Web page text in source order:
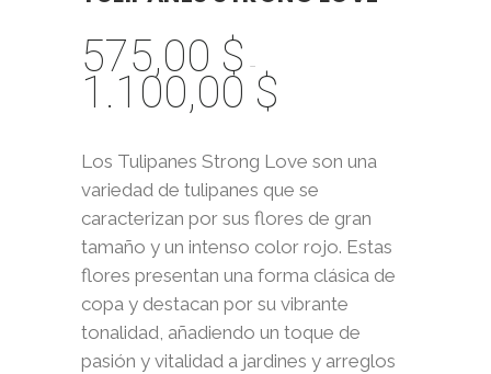
575,00 $ -
1.100,00 $
575,00 $
hasta
1.100,00 $
Los Tulipanes Strong Love son una
variedad de tulipanes que se
caracterizan por sus flores de gran
tamaño y un intenso color rojo. Estas
flores presentan una forma clásica de
copa y destacan por su vibrante
tonalidad, añadiendo un toque de
pasión y vitalidad a jardines y arreglos